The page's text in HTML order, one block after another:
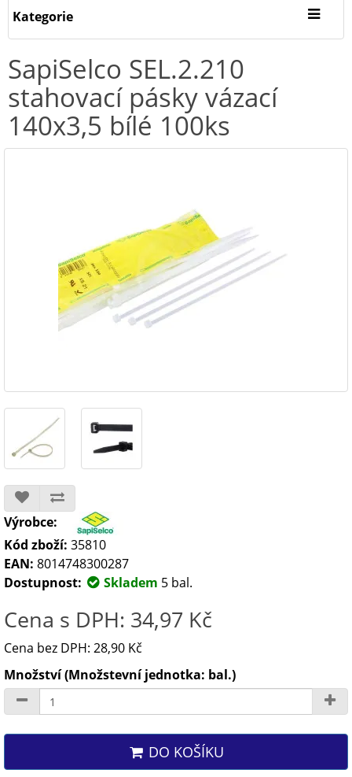
Kategorie
SapiSelco SEL.2.210
stahovací pásky vázací
140x3,5 bílé 100ks
Výrobce:
Kód zboží: 35810
EAN: 8014748300287
Dostupnost:
Skladem 5 bal.
Cena s DPH: 34,97 Kč
Cena bez DPH: 28,90 Kč
Množství (Množstevní jednotka: bal.)
DO KOŠÍKU